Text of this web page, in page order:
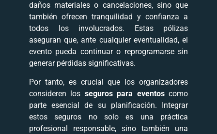
daños materiales o cancelaciones, sino que
también ofrecen tranquilidad y confianza a
todos los involucrados. Estas pólizas
aseguran que, ante cualquier eventualidad, el
evento pueda continuar o reprogramarse sin
generar pérdidas significativas.
Por tanto, es crucial que los organizadores
consideren los seguros para eventoscomo
parte esencial de su planificación. Integrar
estos seguros no solo es una práctica
profesional responsable, sino también una